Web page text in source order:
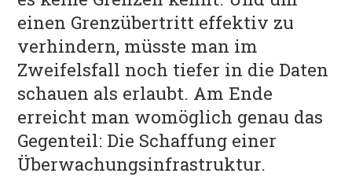
einen Grenzübertritt effektiv zu
verhindern, müsste man im
Zweifelsfall noch tiefer in die Daten
schauen als erlaubt. Am Ende
erreicht man womöglich genau das
Gegenteil: Die Schaffung einer
Überwachungsinfrastruktur.